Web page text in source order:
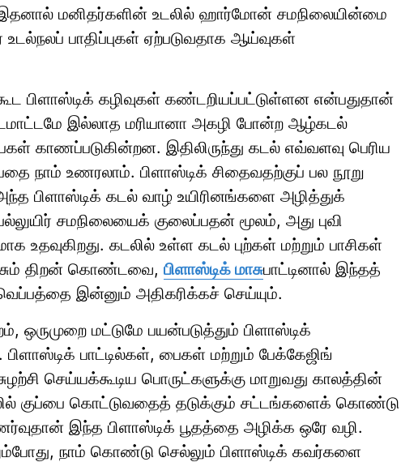
இதனால் மனிதர்களின் உடலில் ஹார்மோன் சமநிலையின்மை
பாதிப்புகள் ஏற்படுவதாக ஆய்வுகள்
பிளாஸ்டிக் கழிவுகள் கண்டறியப்பட்டுள்ளன என்பதுதான்
இல்லாத மரியானா அகழி போன்ற ஆழ்கடல்
காணப்படுகின்றன. இதிலிருந்து கடல் எவ்வளவு பெரிய
நாம் உணரலாம். பிளாஸ்டிக் சிதைவதற்குப் பல நூறு
பிளாஸ்டிக் கடல் வாழ் உயிரினங்களை அழித்துக்
சமநிலையைக் குலைப்பதன் மூலம், அது புவி
உதவுகிறது. கடலில் உள்ள கடல் புற்கள் மற்றும் பாசிகள்
திறன் கொண்டவை, பிளாஸ்டிக் மாசுபாட்டினால் இந்தத்
இன்னும் அதிகரிக்கச் செய்யும்.
ஒருமுறை மட்டுமே பயன்படுத்தும் பிளாஸ்டிக்
பாட்டில்கள், பைகள் மற்றும் பேக்கேஜிங்
செய்யக்கூடிய பொருட்களுக்கு மாறுவது காலத்தின்
குப்பை கொட்டுவதைத் தடுக்கும் சட்டங்களைக் கொண்டு
இந்த பிளாஸ்டிக் பூதத்தை அழிக்க ஒரே வழி.
நாம் கொண்டு செல்லும் பிளாஸ்டிக் கவர்களை